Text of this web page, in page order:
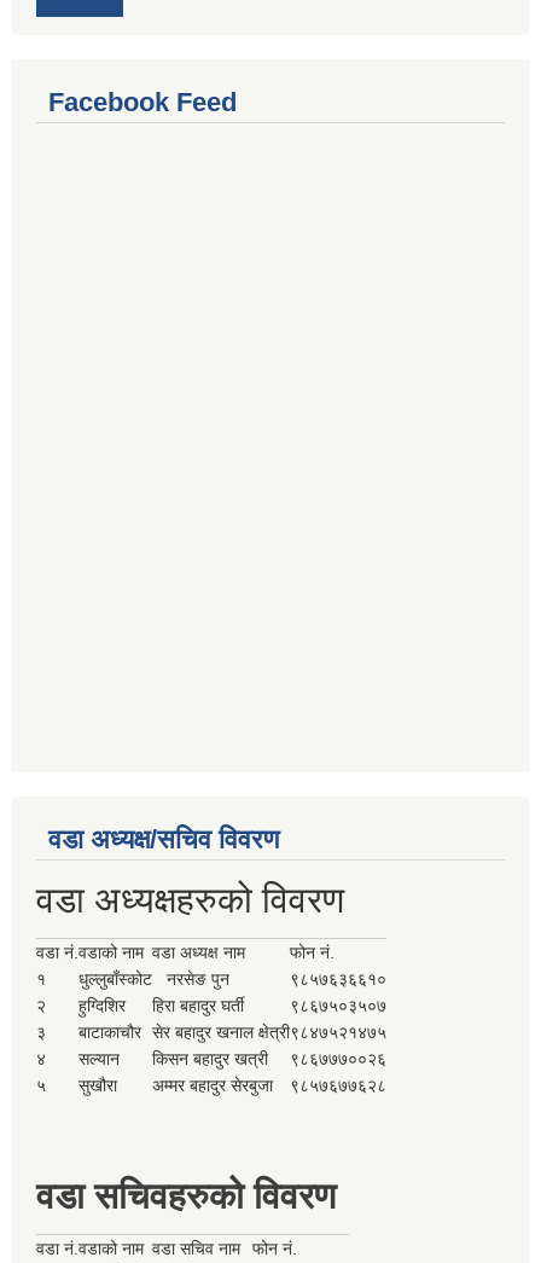
Facebook Feed
वडा अध्यक्ष/सचिव विवरण
वडा अध्यक्षहरुको विवरण
वडा नं. वडाको नाम वडा अध्यक्ष नाम
फोन नं.
१
धुल्लुबाँस्कोट नरसेङ पुन
९८५७६३६६१०
२
हुग्दिशिर हिरा बहादुर घर्ती
९८६७५०३५०७
३
बाटाकाचौर सेर बहादुर खनाल क्षेत्री९८४७५२१४७५
४
सल्यान किसन बहादुर खत्री
९८६७७७००२६
५
सुखौरा अम्मर बहादुर सेरबुजा ९८५७६७७६२८
वडा सचिवहरुको विवरण
वडा नं. वडाको नाम वडा सचिव नाम
फोन नं.